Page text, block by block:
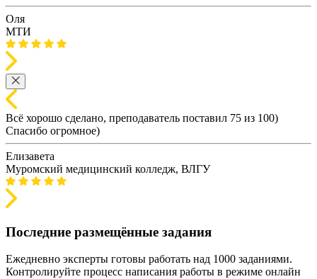
Оля
МТИ
Всё хорошо сделано, преподаватель поставил 75 из 100)
Спасибо огромное)
Елизавета
Муромский медицинский колледж, ВЛГУ
Последние размещённые задания
Ежедневно эксперты готовы работать над 1000 заданиями.
Контролируйте процесс написания работы в режиме онлайн